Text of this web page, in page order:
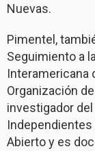
Nuevas.
Pimentel,
Seguimiento a
Interamericana
Organización
investigador
Independientes
Abierto y es